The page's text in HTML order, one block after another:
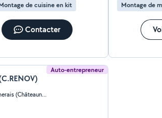
de cuisine en kit
Contacter
Montage de
Auto-entrepreneur
Châteauneuf-en-Thymerais (Châteauneuf-en-Thymerais)